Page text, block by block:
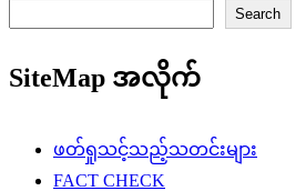
Search
SiteMap အလိုက်
ဖတ်ရှုသင့်သည့်သတင်းများ
FACT CHECK